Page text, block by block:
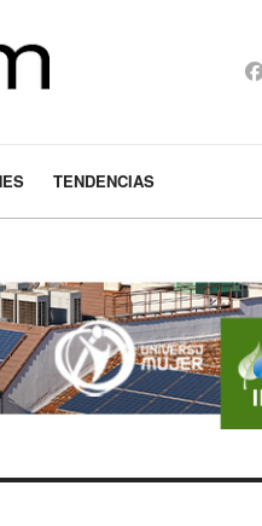
TENDENCIAS